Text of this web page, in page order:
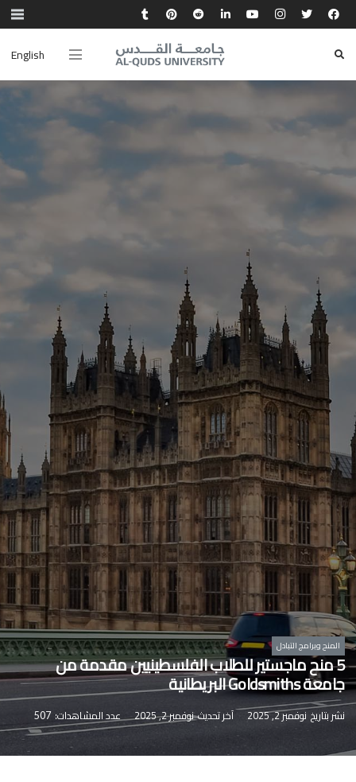
English
المنح وبرامج التبادل
5 منح ماجستير للطلاب الفلسطينيين مقدمة من
جامعة Goldsmiths‎ البريطانية
نشر بتاريخ نوفمبر 2, 2025 آخر تحديث نوفمبر 2, 2025 عدد المشاهدات: 507